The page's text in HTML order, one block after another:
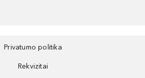
Privatumo politika
Rekvizitai